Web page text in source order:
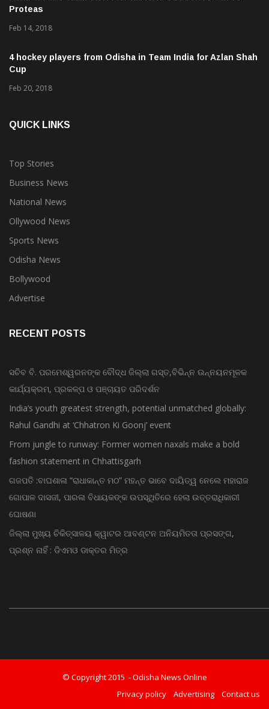
Proteas
Feb 14, 2018
4 hockey players from Odisha in Team India for Azlan Shah
Cup
Feb 20, 2018
QUICK LINKS
Top Stories
Business News
National News
Ollywood News
Sports News
Odisha News
Bollywood
Advertise
RECENT POSTS
ସଚିବ ବି. ପରମେଶ୍ୱରନଙ୍କ ବୌଦ୍ଧ ଜିଲ୍ଲା ଗସ୍ତ,ବିଭିନ୍ନ ଉନ୍ନୟନମୂଳକ
କାର୍ଯ୍ୟକ୍ରମ, ପ୍ରକଳ୍ପ ଓ ପଞ୍ଚାୟତ ପରିଦର୍ଶନ
India’s youth greatest strength, potential unmatched globally:
Rahul Gandhi at ‘Chhatron Ki Goonj’ event
From jungle to runway: Former women naxals make a bold
fashion statement in Chhattisgarh
ଗଜପତି :ବାଘଶାଳା “ରାଧାକାନ୍ତ ମଠ” ମହନ୍ତ ଭାବେ ଦାୟିତ୍ୱ ନେଲେ ମହାରାଜ
ଗୋପାଳ ଦାସଜୀ, ପାରଳା ବିଧାୟକଙ୍କ ଉପସ୍ଥିତିରେ ହେଲା ଉତ୍ତରାଧିକାରୀ
ଘୋଷଣା
ଜିଲ୍ଲା ମୁଖ୍ୟ ଚିକିତ୍ସାଳୟ କ୍ୱାଟର ଆବଣ୍ଟନ ଅନିୟମିତତା ପ୍ରସଙ୍ଗ,
ପ୍ରଶ୍ନ ନାହିଁ : ଡିଏମଓ ଡାକ୍ତର ମିତ୍ର
© Copyright 2015 - Odisha News Online
Privacy policy
Advertising Contact us